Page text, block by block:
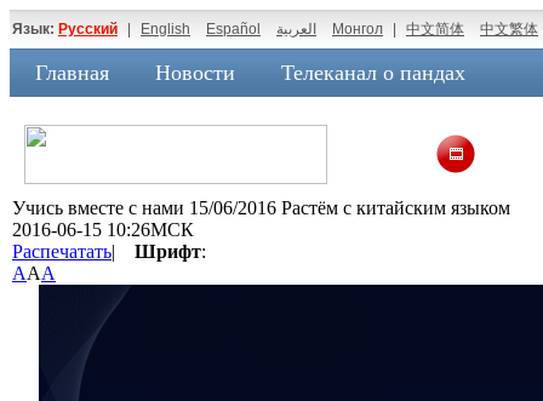
Язык: Русский English Español العربية Монгол 中文简体 中文繁体
Главная Новости Телеканал о пандах
Учись вместе с нами 15/06/2016 Растём с китайским языком
2016-06-15 10:26МСК
Распечатать| Шрифт:
AAA